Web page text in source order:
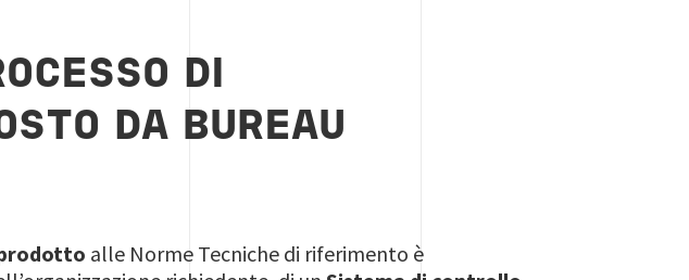
DI
DA BUREAU
alle Norme Tecniche di riferimento è